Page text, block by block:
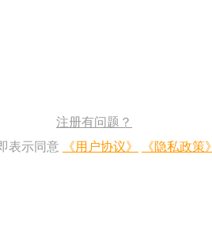
注册有问题？
表示同意
《用户协议》
《隐私政策》